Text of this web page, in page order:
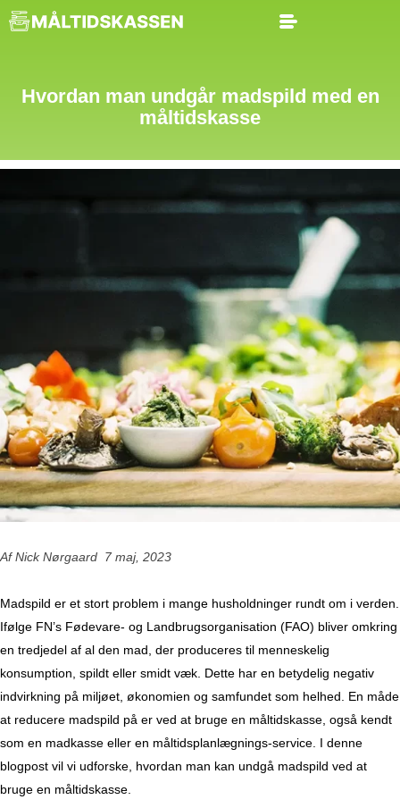
Hvordan man undgår madspild med en
måltidskasse
Af Nick Nørgaard 7 maj, 2023
Madspild er et stort problem i mange husholdninger rundt om i verden.
Ifølge FN’s Fødevare- og Landbrugsorganisation (FAO) bliver omkring
en tredjedel af al den mad, der produceres til menneskelig
konsumption, spildt eller smidt væk. Dette har en betydelig negativ
indvirkning på miljøet, økonomien og samfundet som helhed. En måde
at reducere madspild på er ved at bruge en måltidskasse, også kendt
som en madkasse eller en måltidsplanlægnings-service. I denne
blogpost vil vi udforske, hvordan man kan undgå madspild ved at
bruge en måltidskasse.